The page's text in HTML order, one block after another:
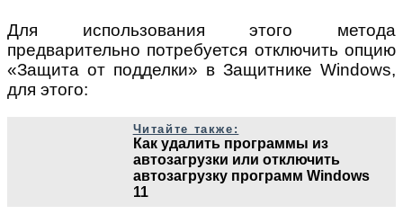
Для использования этого метода
предварительно потребуется отключить опцию
«Защита от подделки» в Защитнике Windows,
для этого:
Читайте также:
Как удалить программы из
автозагрузки или отключить
автозагрузку программ Windows
11